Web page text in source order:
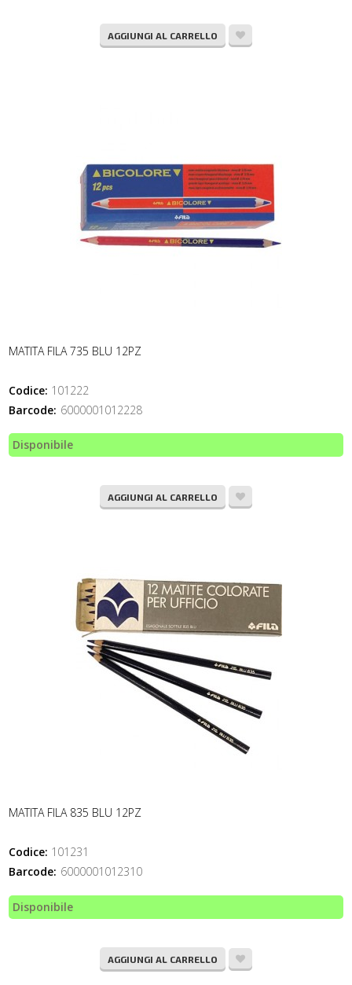
AGGIUNGI AL CARRELLO
MATITA FILA 735 BLU 12PZ
Codice: 101222
Barcode: 6000001012228
Disponibile
AGGIUNGI AL CARRELLO
MATITA FILA 835 BLU 12PZ
Codice: 101231
Barcode: 6000001012310
Disponibile
AGGIUNGI AL CARRELLO